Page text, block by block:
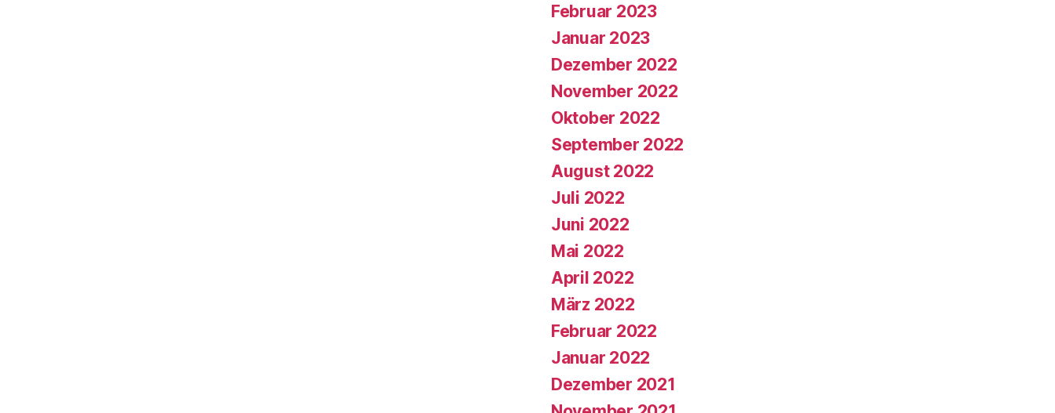
Februar 2023
Januar 2023
Dezember 2022
November 2022
Oktober 2022
September 2022
August 2022
Juli 2022
Juni 2022
Mai 2022
April 2022
März 2022
Februar 2022
Januar 2022
Dezember 2021